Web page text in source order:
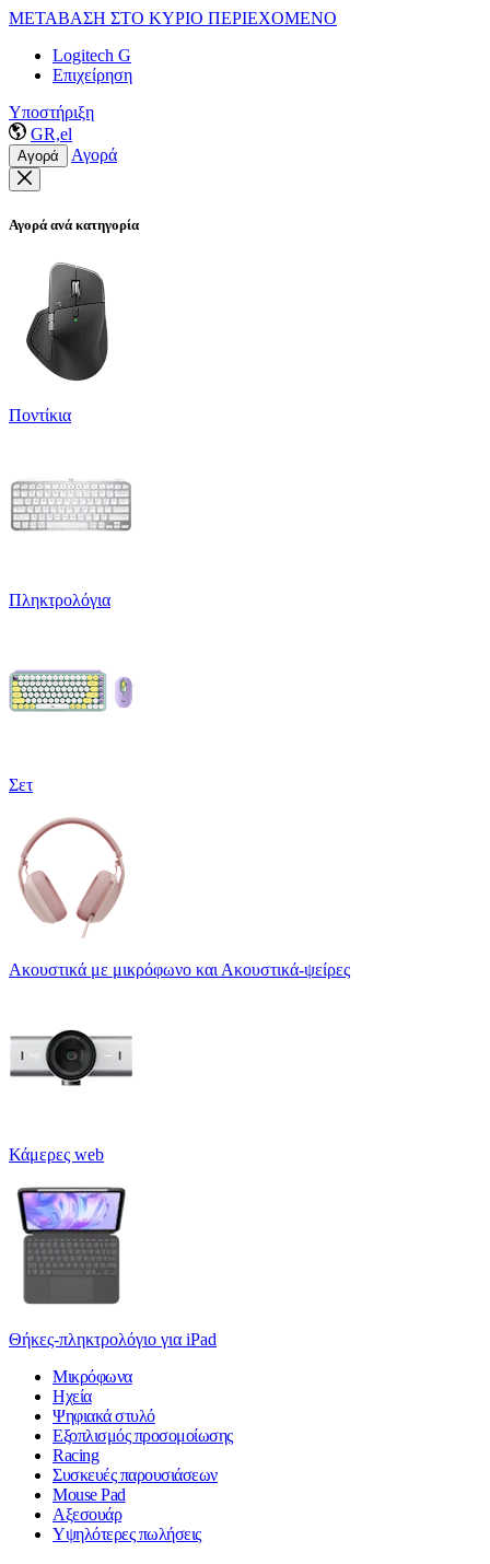
ΜΕΤΑΒΑΣΗ ΣΤΟ ΚΥΡΙΟ ΠΕΡΙΕΧΟΜΕΝΟ
Logitech G
Επιχείρηση
Υποστήριξη
GR,el
Αγορά Αγορά
Αγορά ανά κατηγορία
Ποντίκια
Πληκτρολόγια
Σετ
Ακουστικά με μικρόφωνο και Ακουστικά-ψείρες
Κάμερες web
Θήκες-πληκτρολόγιο για iPad
Μικρόφωνα
Ηχεία
Ψηφιακά στυλό
Εξοπλισμός προσομοίωσης
Racing
Συσκευές παρουσιάσεων
Mouse Pad
Αξεσουάρ
Υψηλότερες πωλήσεις